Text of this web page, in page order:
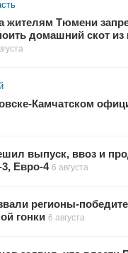
жителям Тюмени
домашний скот из
Камчатском
выпуск, ввоз и
Евро-4 6 августа
регионы-
гонки 6 августа